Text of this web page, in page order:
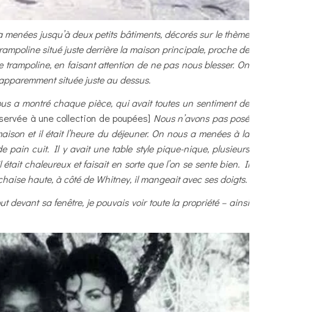
jusqu’à deux petits bâtiments, décorés sur le thème
situé juste derrière la maison principale, proche de
en faisant attention de ne pas nous blesser. On
située juste au dessus.
a montré chaque pièce, qui avait toutes un sentiment de
à une collection de poupées] Nous n’avons pas posé
et il était l’heure du déjeuner. On nous a menées à la
pain cuit. Il y avait une table style pique-nique, plusieurs
chaleureux et faisait en sorte que l’on se sente bien. Il
haute, à côté de Whitney, il mangeait avec ses doigts.
devant sa fenêtre, je pouvais voir toute la propriété – ainsi